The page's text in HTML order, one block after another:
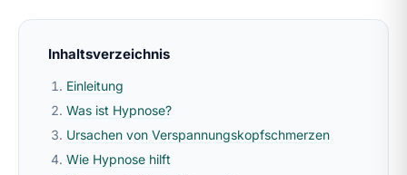
Inhaltsverzeichnis
Einleitung
Was ist Hypnose?
Ursachen von Verspannungskopfschmerzen
Wie Hypnose hilft